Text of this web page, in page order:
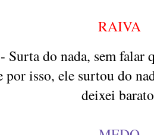
RAIVA
- Surta do nada, sem falar
por isso, ele surtou do
deixei